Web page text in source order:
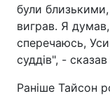
були
виграв. Я
сперечаюсь,
суддів", - сказав
Раніше Тайсон